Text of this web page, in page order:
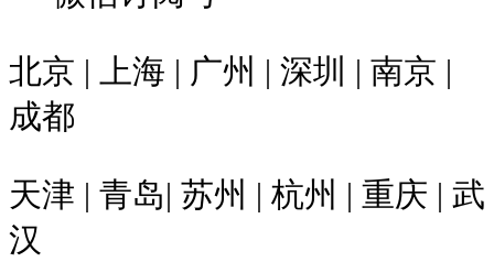
北京 | 上海 | 广州 | 深圳 | 南京 |
成都
天津 | 青岛| 苏州 | 杭州 | 重庆 | 武
汉